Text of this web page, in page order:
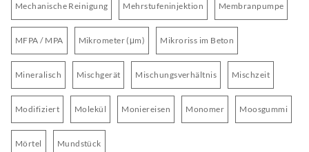
Mechanische Reinigung Mehrstufeninjektion Membranpumpe
MFPA / MPA Mikrometer (μm) Mikroriss im Beton
Mineralisch Mischgerät Mischungsverhältnis Mischzeit
Modifiziert Molekül Moniereisen Monomer Moosgummi
Mörtel Mundstück